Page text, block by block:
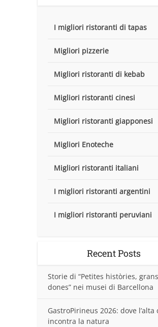
I migliori ristoranti di tapas
Migliori pizzerie
Migliori ristoranti di kebab
Migliori ristoranti cinesi
Migliori ristoranti giapponesi
Migliori Enoteche
Migliori ristoranti italiani
I migliori ristoranti argentini
I migliori ristoranti peruviani
Recent Posts
Storie di “Petites històries, grans
dones” nei musei di Barcellona
GastroPirineus 2026: dove l’alta
incontra la natura